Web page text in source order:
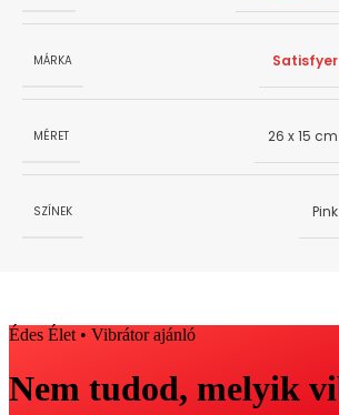
MÁRKA Satisfyer
MÉRET 26 x 15 cm
SZÍNEK Pink